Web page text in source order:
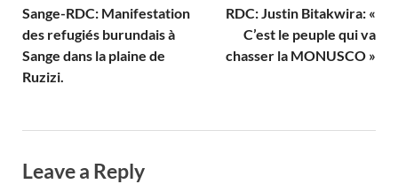
Sange-RDC: Manifestation
des refugiés burundais à
Sange dans la plaine de
Ruzizi.
RDC: Justin Bitakwira: «
C’est le peuple qui va
chasser la MONUSCO »
Leave a Reply